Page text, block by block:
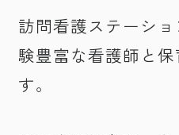
訪問看護ステーシ
験豊富な看護師と保
す。